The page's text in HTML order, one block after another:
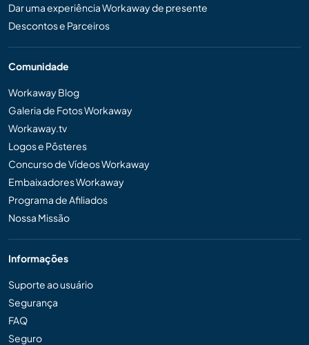
Dar uma experiência Workaway de presente
Descontos e Parceiros
Comunidade
Workaway Blog
Galeria de Fotos Workaway
Workaway.tv
Logos e Pôsteres
Concurso de Vídeos Workaway
Embaixadores Workaway
Programa de Afiliados
Nossa Missão
Informações
Suporte ao usuário
Segurança
FAQ
Seguro